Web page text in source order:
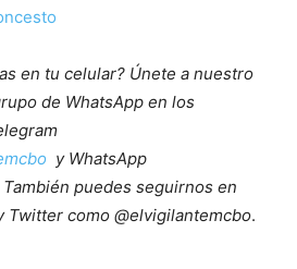
en tu celular? Únete a nuestro
de WhatsApp en los
y WhatsApp
También puedes seguirnos en
Twitter como @elvigilantemcbo.